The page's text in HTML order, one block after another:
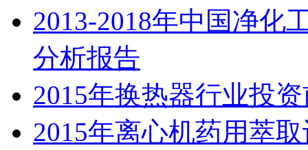
2013-2018年中国净化
分析报告
2015年换热器行业投
2015年离心机药用萃